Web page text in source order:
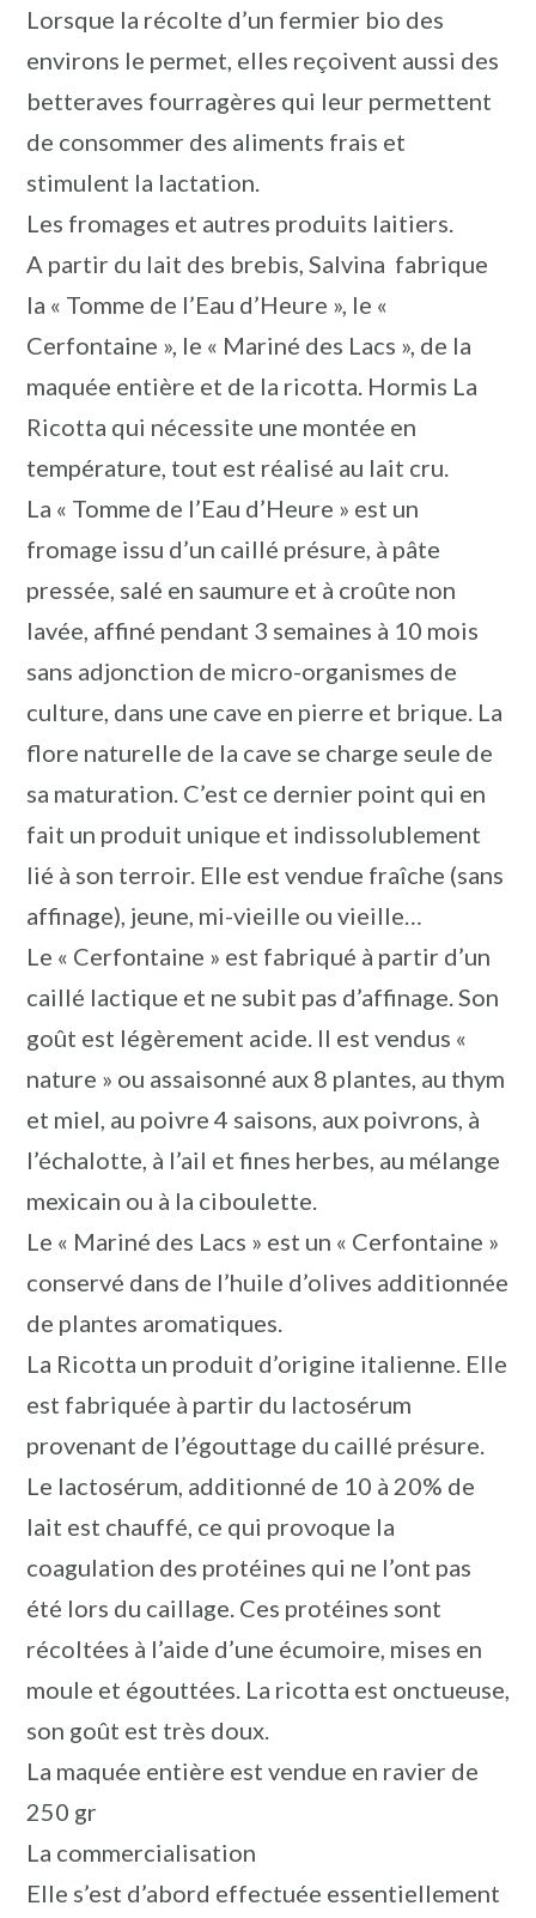
Lorsque la récolte d’un fermier bio des
environs le permet, elles reçoivent aussi des
betteraves fourragères qui leur permettent
de consommer des aliments frais et
stimulent la lactation.
Les fromages et autres produits laitiers.
A partir du lait des brebis, Salvina fabrique
la « Tomme de l’Eau d’Heure », le «
Cerfontaine », le « Mariné des Lacs », de la
maquée entière et de la ricotta. Hormis La
Ricotta qui nécessite une montée en
température, tout est réalisé au lait cru.
La « Tomme de l’Eau d’Heure » est un
fromage issu d’un caillé présure, à pâte
pressée, salé en saumure et à croûte non
lavée, affiné pendant 3 semaines à 10 mois
sans adjonction de micro-organismes de
culture, dans une cave en pierre et brique. La
flore naturelle de la cave se charge seule de
sa maturation. C’est ce dernier point qui en
fait un produit unique et indissolublement
lié à son terroir. Elle est vendue fraîche (sans
affinage), jeune, mi-vieille ou vieille…
Le « Cerfontaine » est fabriqué à partir d’un
caillé lactique et ne subit pas d’affinage. Son
goût est légèrement acide. Il est vendus «
nature » ou assaisonné aux 8 plantes, au thym
et miel, au poivre 4 saisons, aux poivrons, à
l’échalotte, à l’ail et fines herbes, au mélange
mexicain ou à la ciboulette.
Le « Mariné des Lacs » est un « Cerfontaine »
conservé dans de l’huile d’olives additionnée
de plantes aromatiques.
La Ricotta un produit d’origine italienne. Elle
est fabriquée à partir du lactosérum
provenant de l’égouttage du caillé présure.
Le lactosérum, additionné de 10 à 20% de
lait est chauffé, ce qui provoque la
coagulation des protéines qui ne l’ont pas
été lors du caillage. Ces protéines sont
récoltées à l’aide d’une écumoire, mises en
moule et égouttées. La ricotta est onctueuse,
son goût est très doux.
La maquée entière est vendue en ravier de
250 gr
La commercialisation
Elle s’est d’abord effectuée essentiellement